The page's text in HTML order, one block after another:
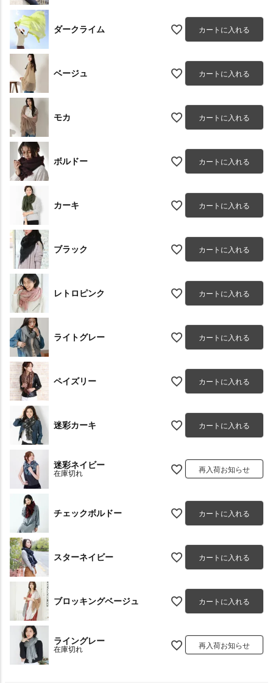
ダークライム カートに入れる
ベージュ カートに入れる
モカ カートに入れる
ボルドー カートに入れる
カーキ カートに入れる
ブラック カートに入れる
レトロピンク カートに入れる
ライトグレー カートに入れる
ペイズリー カートに入れる
迷彩カーキ カートに入れる
迷彩ネイビー
在庫切れ 再入荷お知らせ
チェックボルドー カートに入れる
スターネイビー カートに入れる
ブロッキングベージュ カートに入れる
ライングレー
在庫切れ 再入荷お知らせ